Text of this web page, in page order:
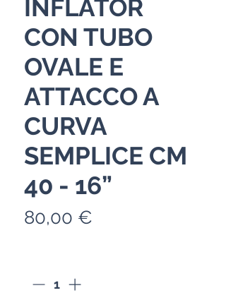
INFLATOR
CON TUBO
OVALE E
ATTACCO A
CURVA
SEMPLICE CM
40 - 16”
80,00 €